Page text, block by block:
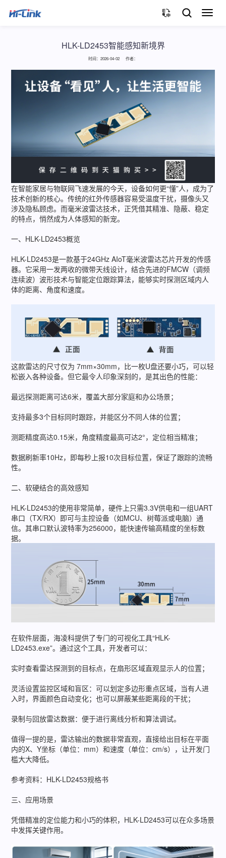
切
HLK-LD2453智能感知新境界
时间：2026-04-02 作者：
在智能家居与物联网飞速发展的今天，设备如何更“懂”人，成为了
技术创新的核心。传统的红外传感器容易受温度干扰，摄像头又
涉及隐私顾虑。而毫米波雷达技术，正凭借其精准、隐蔽、稳定
的特点，悄然成为人体感知的新宠。
一、HLK-LD2453概览
HLK-LD2453是一款基于24GHz AIoT毫米波雷达芯片开发的传感
器。它采用一发两收的微带天线设计，结合先进的FMCW（调频
连续波）波形技术与智能定位跟踪算法，能够实时探测区域内人
体的距离、角度和速度。
这款雷达的尺寸仅为 7mm×30mm，比一枚U盘还要小巧，可以轻
松嵌入各种设备。但它最令人印象深刻的，是其出色的性能：
最远探测距离可达6米，覆盖大部分家庭和办公场景；
支持最多3个目标同时跟踪，并能区分不同人体的位置；
测距精度高达0.15米，角度精度最高可达2°，定位相当精准；
数据刷新率10Hz，即每秒上报10次目标位置，保证了跟踪的流畅
性。
二、软硬结合的高效感知
HLK-LD2453的使用非常简单，硬件上只需3.3V供电和一组UART
串口（TX/RX）即可与主控设备（如MCU、树莓派或电脑）通
信。其串口默认波特率为256000，能快速传输高精度的坐标数
据。
在软件层面，海凌科提供了专门的可视化工具“HLK-
LD2453.exe”。通过这个工具，开发者可以：
实时查看雷达探测到的目标点，在扇形区域直观显示人的位置；
灵活设置监控区域和盲区：可以划定多边形重点区域，当有人进
入时，界面颜色自动变化；也可以屏蔽某些距离段的干扰；
录制与回放雷达数据：便于进行离线分析和算法调试。
值得一提的是，雷达输出的数据非常直观，直接给出目标在平面
内的X、Y坐标（单位：mm）和速度（单位：cm/s），让开发门
槛大大降低。
参考资料：HLK-LD2453规格书
三、应用场景
凭借精准的定位能力和小巧的体积，HLK-LD2453可以在众多场景
中发挥关键作用。